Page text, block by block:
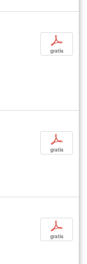
p
gratis
p
gratis
p
gratis